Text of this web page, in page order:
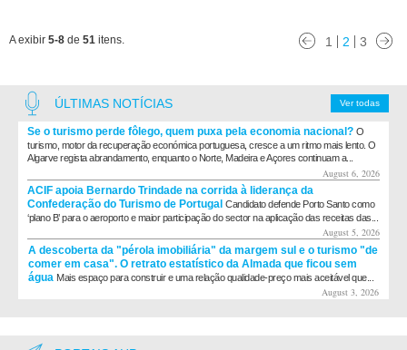
A exibir 5-8 de 51 itens. 1 2 3
Ver todas
ÚLTIMAS NOTÍCIAS
Se o turismo perde fôlego, quem puxa pela economia nacional? O
turismo, motor da recuperação económica portuguesa, cresce a um ritmo mais lento. O
Algarve regista abrandamento, enquanto o Norte, Madeira e Açores continuam a...
August 6, 2026
ACIF apoia Bernardo Trindade na corrida à liderança da
Confederação do Turismo de Portugal Candidato defende Porto Santo como
‘plano B’ para o aeroporto e maior participação do sector na aplicação das receitas das...
August 5, 2026
A descoberta da "pérola imobiliária" da margem sul e o turismo "de
comer em casa". O retrato estatístico da Almada que ficou sem
água Mais espaço para construir e uma relação qualidade-preço mais aceitável que...
August 3, 2026